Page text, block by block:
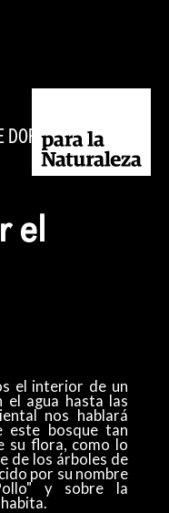
DORADO,
el
el interior de un
el agua hasta las
nos hablará
este bosque tan
su flora, como lo
de los árboles de
por su nombre
y sobre la